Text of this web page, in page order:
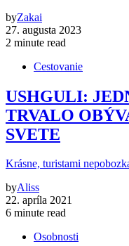
byZakai
27. augusta 2023
2 minute read
Cestovanie
USHGULI:
TRVALO
SVETE
Krásne, turistami
byAliss
22. apríla 2021
6 minute read
Osobnosti